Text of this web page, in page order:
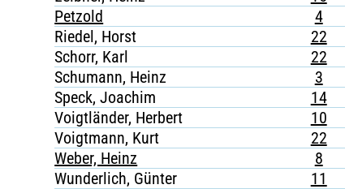
Petzold
4
Riedel, Horst
22
Schorr, Karl
22
Schumann, Heinz
3
Speck, Joachim
14
Voigtländer, Herbert
10
Voigtmann, Kurt
22
Weber, Heinz
8
Wunderlich, Günter
11